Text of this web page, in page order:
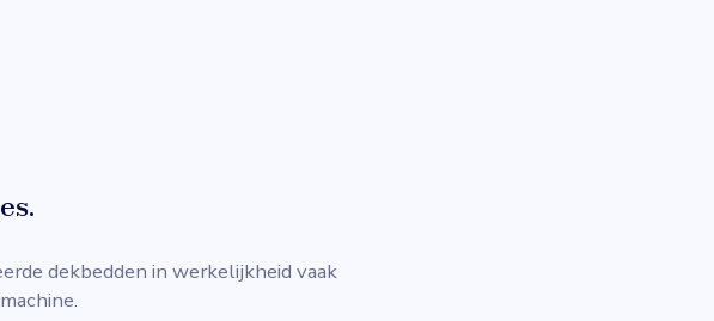
dekbedden in werkelijkheid vaak